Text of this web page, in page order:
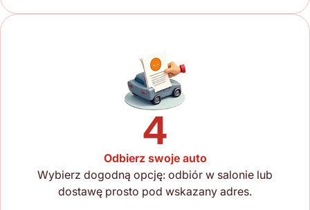
4
Odbierz swoje auto
Wybierz dogodną opcję: odbiór w salonie lub
dostawę prosto pod wskazany adres.